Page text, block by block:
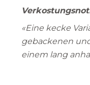
«Eine kecke
gebackenen
einem lang